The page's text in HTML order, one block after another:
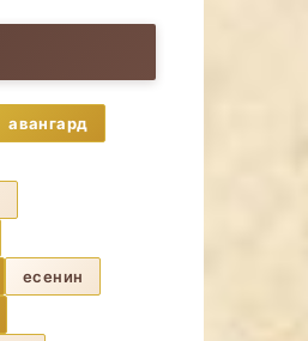
авангард
есенин